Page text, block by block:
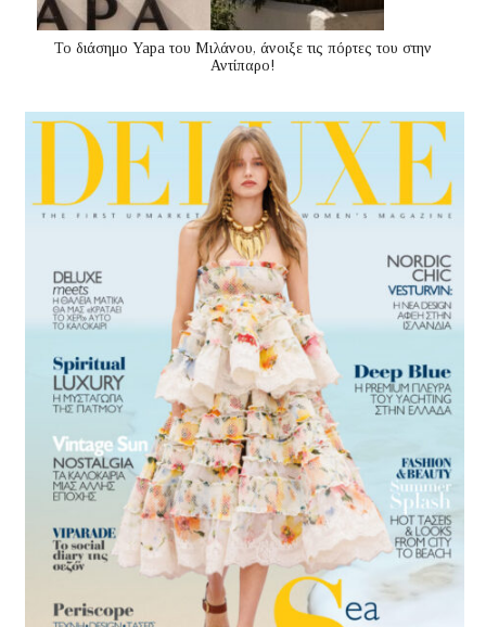
Το διάσημο Yapa του Μιλάνου, άνοιξε τις πόρτες του στην
Αντίπαρο!